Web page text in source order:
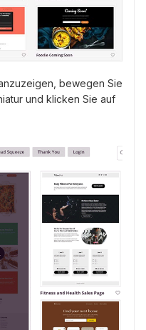
bewegen Sie
und klicken Sie auf